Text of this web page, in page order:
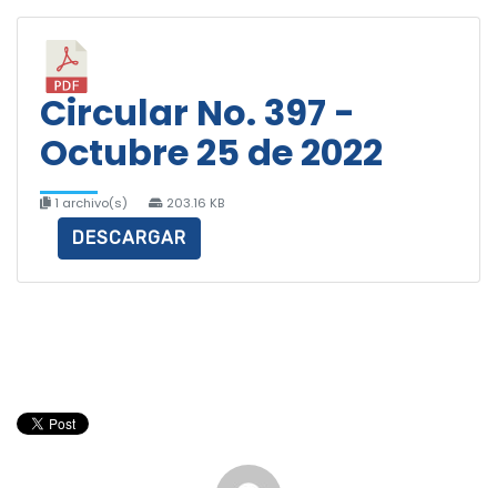
Circular No. 397 -
Octubre 25 de 2022
1 archivo(s) 203.16 KB
DESCARGAR